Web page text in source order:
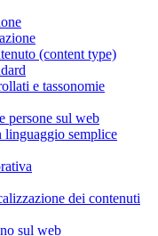
(content type)
e tassonomie
persone sul web
linguaggio semplice
dei contenuti
sul web